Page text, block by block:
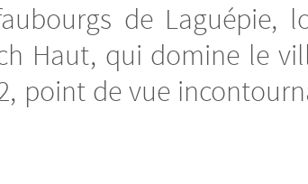
de Laguépie,
Haut, qui domine le
point de vue